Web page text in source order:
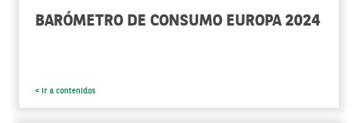
BARÓMETRO DE CONSUMO EUROPA 2024
< Ir a contenidos